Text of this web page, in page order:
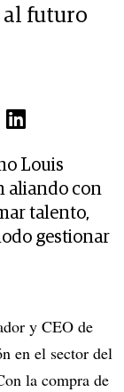
al futuro
Louis
aliando con
talento,
gestionar
y CEO de
en el sector del
la compra de